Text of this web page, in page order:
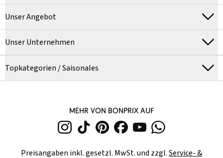
Unser Angebot
Unser Unternehmen
Topkategorien / Saisonales
MEHR VON BONPRIX AUF
Preisangaben inkl. gesetzl. MwSt. und zzgl.Service- &